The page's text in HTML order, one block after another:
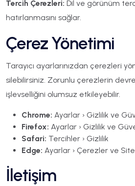
Tercih Çerezleri: Dil ve görünüm
hatırlanmasını sağlar.
Çerez Yönetimi
Tarayıcı ayarlarınızdan çerezleri
silebilirsiniz. Zorunlu çerezlerin devre
işlevselliğini olumsuz etkileyebilir.
Chrome: Ayarlar › Gizlilik ve
Firefox: Ayarlar › Gizlilik ve
Safari: Tercihler › Gizlilik
Edge: Ayarlar › Çerezler ve
İletişim